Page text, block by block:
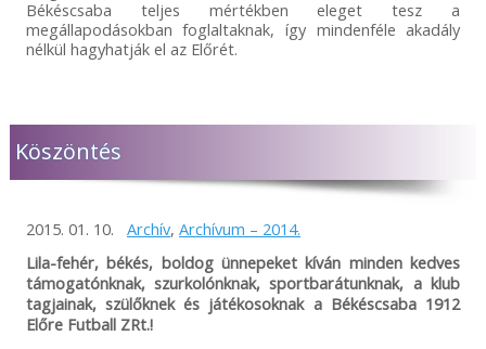
Békéscsaba teljes mértékben eleget tesz a
megállapodásokban foglaltaknak, így mindenféle akadály
nélkül hagyhatják el az Előrét.
Köszöntés
2015. 01. 10. Archív, Archívum – 2014.
Lila-fehér, békés, boldog ünnepeket kíván minden kedves
támogatónknak, szurkolónknak, sportbarátunknak, a klub
tagjainak, szülőknek és játékosoknak a Békéscsaba 1912
Előre Futball ZRt.!